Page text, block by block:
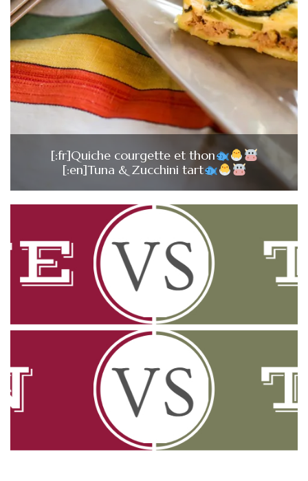
[:fr]Quiche courgette et thon
[:en]Tuna & Zucchini tart